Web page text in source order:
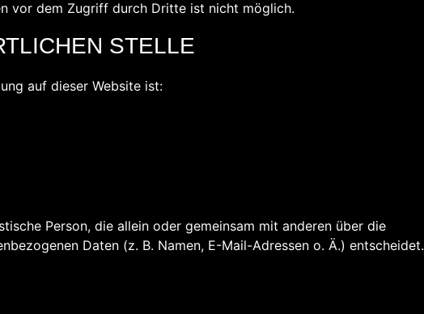
vor dem Zugriff durch Dritte ist nicht möglich.
STELLE
auf dieser Website ist:
Person, die allein oder gemeinsam mit anderen über die
Daten (z. B. Namen, E-Mail-Adressen o. Ä.) entscheidet.